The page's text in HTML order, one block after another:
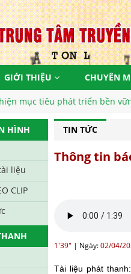
GIỚI THIỆU CHUYÊN
tiêu phát triển bền vững, vì
HÌNH
liệu
CLIP
TIN TỨC
Thông tin
1'39" | Ngày:02/04/
Tài liệu phát